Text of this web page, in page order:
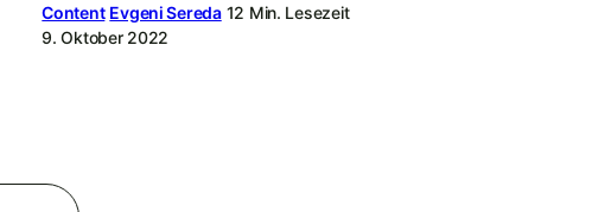
Content Evgeni Sereda 12 Min. Lesezeit
9. Oktober 2022